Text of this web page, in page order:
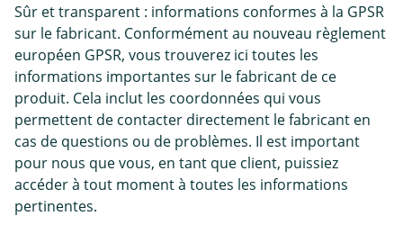
Sûr et transparent : informations conformes à la GPSR
sur le fabricant. Conformément au nouveau règlement
européen GPSR, vous trouverez ici toutes les
informations importantes sur le fabricant de ce
produit. Cela inclut les coordonnées qui vous
permettent de contacter directement le fabricant en
cas de questions ou de problèmes. Il est important
pour nous que vous, en tant que client, puissiez
accéder à tout moment à toutes les informations
pertinentes.